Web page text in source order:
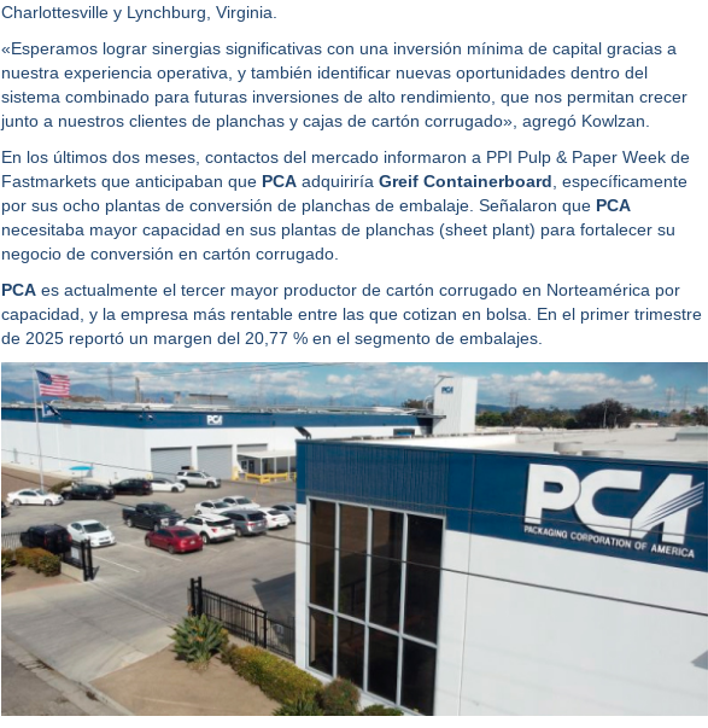
Charlottesville y Lynchburg, Virginia.
«Esperamos lograr sinergias significativas con una inversión mínima de capital gracias a
nuestra experiencia operativa, y también identificar nuevas oportunidades dentro del
sistema combinado para futuras inversiones de alto rendimiento, que nos permitan crecer
junto a nuestros clientes de planchas y cajas de cartón corrugado», agregó Kowlzan.
En los últimos dos meses, contactos del mercado informaron a PPI Pulp & Paper Weekde
Fastmarkets que anticipaban que PCAadquiriría Greif Containerboard , específicamente
por sus ocho plantas de conversión de planchas de embalaje. Señalaron que PCA
necesitaba mayor capacidad en sus plantas de planchas (sheet plant) para fortalecer su
negocio de conversión en cartón corrugado.
PCAes actualmente el tercer mayor productor de cartón corrugado en Norteamérica por
capacidad, y la empresa más rentable entre las que cotizan en bolsa. En el primer trimestre
de 2025 reportó un margen del 20,77 % en el segmento de embalajes.